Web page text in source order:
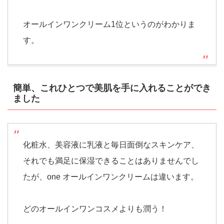
オールインワンクリーム1位というのがわかりま
す。
簡単、これひとつで美肌を手に入れることができ
ました
化粧水、美容液に乳液と毎日面倒なスキンケア、
それでも満足に保湿できることはありませんでし
たが、one オールインワンクリームは違います。
どのオールインワンコスメよりも潤う！